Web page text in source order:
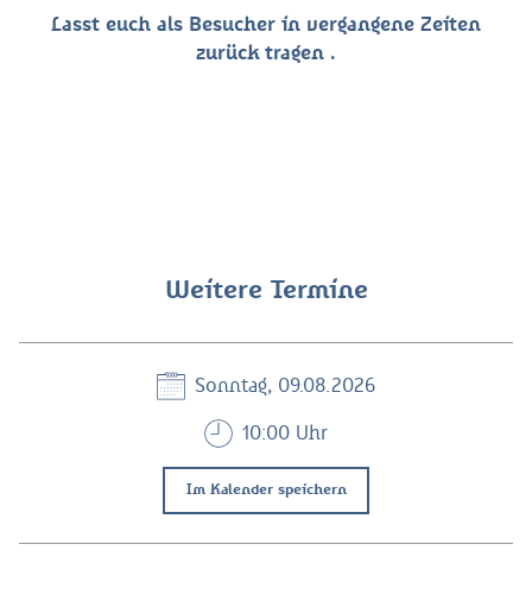
Lasst euch als Besucher in vergangene Zeiten
zurück tragen .
Weitere Termine
Sonntag, 09.08.2026
10:00 Uhr
Im Kalender speichern